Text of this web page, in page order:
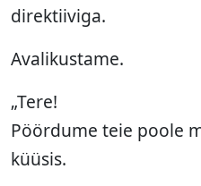
direktiiviga.
Avalikustame.
„Tere!
Pöördume teie poole
küüsis.